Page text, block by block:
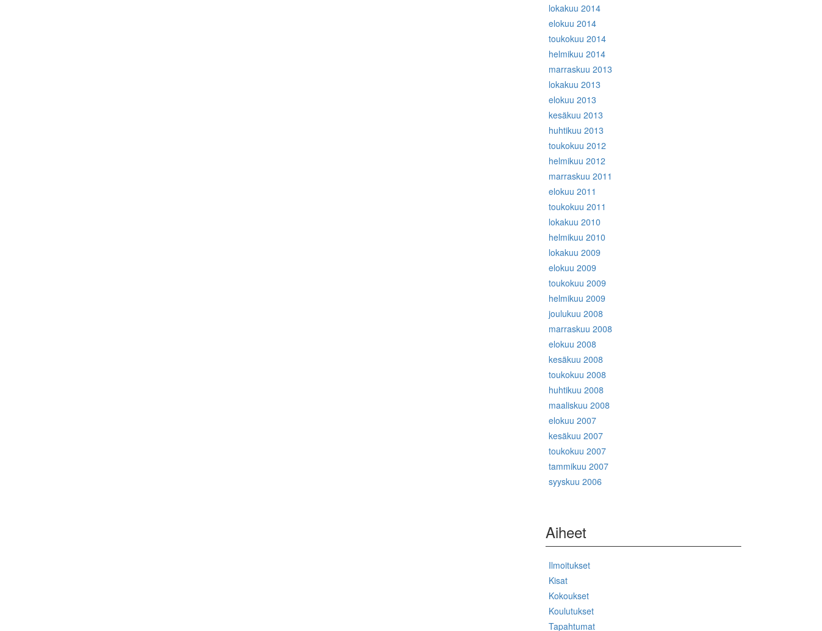
lokakuu 2014
elokuu 2014
toukokuu 2014
helmikuu 2014
marraskuu 2013
lokakuu 2013
elokuu 2013
kesäkuu 2013
huhtikuu 2013
toukokuu 2012
helmikuu 2012
marraskuu 2011
elokuu 2011
toukokuu 2011
lokakuu 2010
helmikuu 2010
lokakuu 2009
elokuu 2009
toukokuu 2009
helmikuu 2009
joulukuu 2008
marraskuu 2008
elokuu 2008
kesäkuu 2008
toukokuu 2008
huhtikuu 2008
maaliskuu 2008
elokuu 2007
kesäkuu 2007
toukokuu 2007
tammikuu 2007
syyskuu 2006
Aiheet
Ilmoitukset
Kisat
Kokoukset
Koulutukset
Tapahtumat